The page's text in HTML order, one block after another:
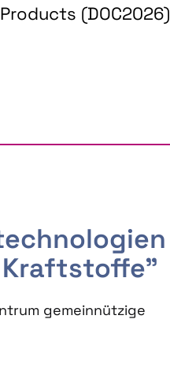
(DOC2026)
PRODUCTS
gemeinnützige